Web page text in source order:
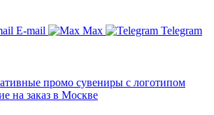
E-mail Max
Telegram